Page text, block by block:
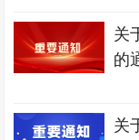
关
的
关